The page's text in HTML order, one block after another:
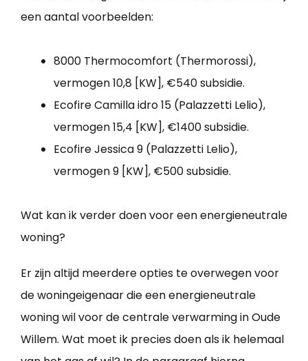
een aantal voorbeelden:
8000 Thermocomfort (Thermorossi),
vermogen 10,8 [KW], €540 subsidie.
Ecofire Camilla idro 15 (Palazzetti Lelio),
vermogen 15,4 [KW], €1400 subsidie.
Ecofire Jessica 9 (Palazzetti Lelio),
vermogen 9 [KW], €500 subsidie.
Wat kan ik verder doen voor een energieneutrale
woning?
Er zijn altijd meerdere opties te overwegen voor
de woningeigenaar die een energieneutrale
woning wil voor de centrale verwarming in Oude
Willem. Wat moet ik precies doen als ik helemaal